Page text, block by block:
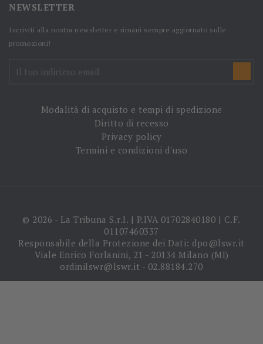
NEWSLETTER
Iscriviti alla nostra newsletter e rimani sempre aggiornato sulle
promozioni!
Modalità di acquisto e tempi di spedizione
Diritto di recesso
Privacy policy
Termini e condizioni d'uso
© 2026 - La Tribuna S.r.l. | P.IVA 01702840180 | C.F.
01107460337
Responsabile della Protezione dei Dati: dpo@lswr.it
Viale Enrico Forlanini, 21 - 20134 Milano (MI)
ordinilswr@lswr.it - 02.88184.270